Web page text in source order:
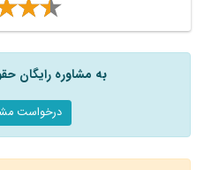
به مشاوره رایگان
درخواست